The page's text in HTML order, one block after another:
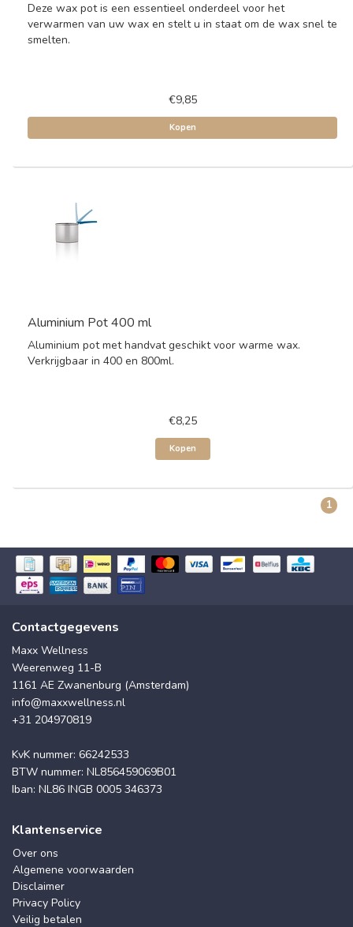
Deze wax pot is een essentieel onderdeel voor het
verwarmen van uw wax en stelt u in staat om de wax snel te
smelten.
€9,85
Kopen
Aluminium Pot 400 ml
Aluminium pot met handvat geschikt voor warme wax.
Verkrijgbaar in 400 en 800ml.
€8,25
Kopen
1
Contactgegevens
Maxx Wellness
Weerenweg 11-B
1161 AE Zwanenburg (Amsterdam)
info@maxxwellness.nl
+31 204970819
KvK nummer: 66242533
BTW nummer: NL856459069B01
Iban: NL86 INGB 0005 346373
Klantenservice
Over ons
Algemene voorwaarden
Disclaimer
Privacy Policy
Veilig betalen